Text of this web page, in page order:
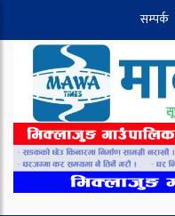
सम्पर्क